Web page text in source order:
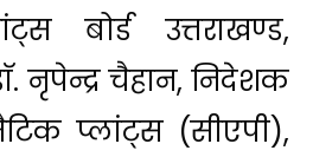
बोर्ड उत्तराखण्ड,
नृपेन्द्र चैहान, निदेशक
प्लांट्स (सीएपी),